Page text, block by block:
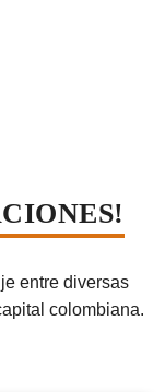
entre diversas
colombiana.